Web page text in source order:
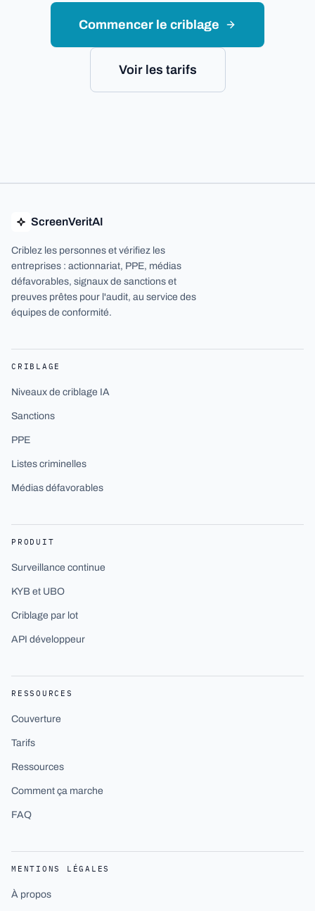
Commencer le criblage
Voir les tarifs
ScreenVeritAI
Criblez les personnes et vérifiez les
entreprises : actionnariat, PPE, médias
défavorables, signaux de sanctions et
preuves prêtes pour l'audit, au service des
équipes de conformité.
CRIBLAGE
Niveaux de criblage IA
Sanctions
PPE
Listes criminelles
Médias défavorables
PRODUIT
Surveillance continue
KYB et UBO
Criblage par lot
API développeur
RESSOURCES
Couverture
Tarifs
Ressources
Comment ça marche
FAQ
MENTIONS LÉGALES
À propos